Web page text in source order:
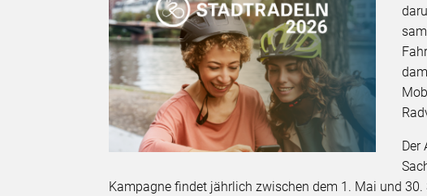
Der
Kampagne findet jährlich zwischen dem 1. Mai und